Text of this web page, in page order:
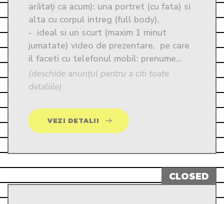
arătați ca acum): una portret (cu fata) si
alta cu corpul intreg (full body),
-  ideal si un scurt (maxim 1 minut
jumatate) video de prezentare,  pe care
il faceti cu telefonul mobil: prenume...
(deschide anunțul pentru a citi toate
detaliile)
VEZI DETALII